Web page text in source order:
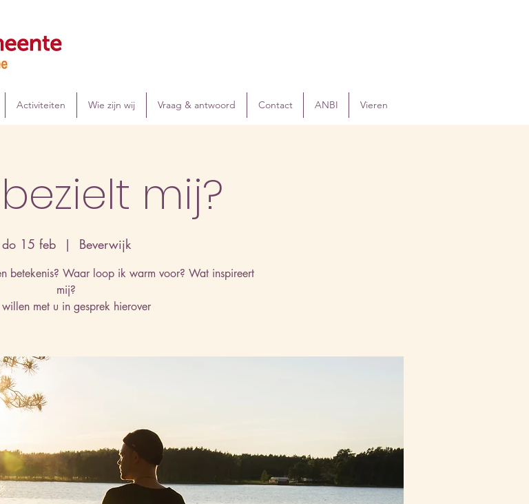
Activiteiten Wie zijn wij Vraag & antwoord Contact ANBI Vieren
mij?
do 15 feb
  |
Beverwijk
betekenis? Waar loop ik warm voor? Wat inspireert
mij?
met u in gesprek hierover